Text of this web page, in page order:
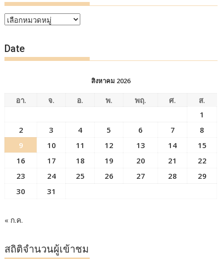
หัวข้อ
Date
สิงหาคม 2026
อา. จ. อ. พ. พฤ. ศ.
ส.
1
2
3 4 5 6 7
8
9
10 11 12 13 14
15
16
17 18 19 20 21
22
23
24 25 26 27 28
29
30
31
« ก.ค.
สถิติจำนวนผู้เข้าชม